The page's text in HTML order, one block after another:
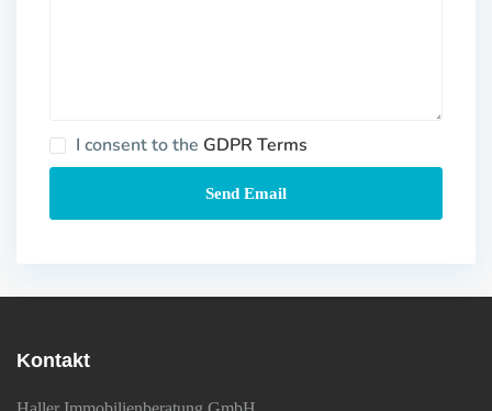
I consent to the GDPR Terms
Kontakt